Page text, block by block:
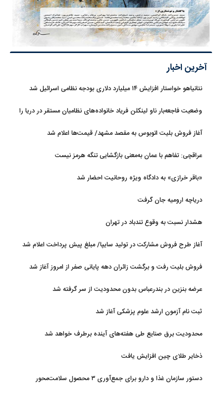
آخرین اخبار
نتانیاهو خواستار افزایش ۱۴ میلیارد دلاری بودجه نظامی اسرائیل شد
وضعیت فاجعه‌بار ناو لینکلن فریاد خانواده‌های نظامیان مستقر در دریا را
بلند کرد
آغاز فروش بلیت اتوبوس به مقصد مشهد/ قیمت‌ها اعلام شد
عراقچی: تفاهم با عمان به‌معنی بازگشایی تنگه هرمز نیست
«باقر خرازی» به دادگاه ویژه روحانیت احضار شد
دریاچه ارومیه جان گرفت
هشدار نسبت به وقوع تندباد در تهران
آغاز طرح فروش مشارکت در تولید سایپا/ مبلغ پیش پرداخت اعلام شد
فروش بلیت رفت و برگشت زائران دهه پایانی صفر از امروز آغاز شد
عرضه بنزین در بندرعباس بدون محدودیت از سر گرفته شد
ثبت نام آزمون ارشد علوم پزشکی آغاز شد
محدودیت‌ برق صنایع طی هفته‌های آینده برطرف خواهد شد
ذخایر طلای چین افزایش یافت
دستور سازمان غذا و دارو برای جمع‌آوری ۳ محصول سلامت‌محور